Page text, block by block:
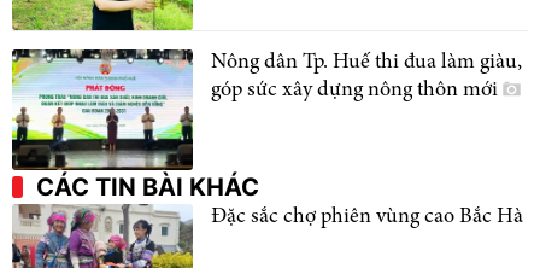
Nông dân Tp. Huế thi đua làm giàu,
góp sức xây dựng nông thôn mới
CÁC TIN BÀI KHÁC
Đặc sắc chợ phiên vùng cao Bắc Hà